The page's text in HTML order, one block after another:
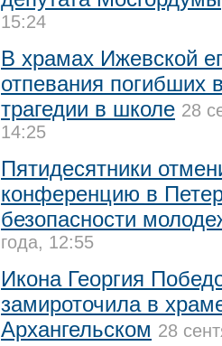
15:24
В храмах Ижевской
отпевания погибших
трагедии в школе 28
14:25
Пятидесятники
конференцию в
безопасности
года, 12:55
Икона Георгия
замироточила в
Архангельском 28